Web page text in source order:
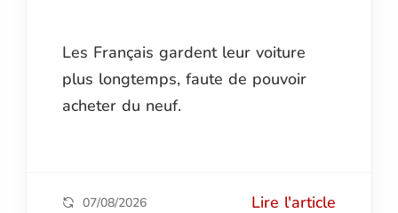
Les Français gardent leur voiture
plus longtemps, faute de pouvoir
acheter du neuf.
07/08/2026 Lire l'article